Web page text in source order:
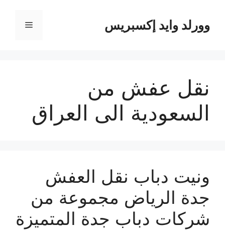
المحتوىوورلد وايد إكسبريس القائمة
نقل عفش من
السعودية الى العراق
ونيت دباب نقل العفش
جدة الرياض مجموعة من
شركات دباب جدة المتميزة